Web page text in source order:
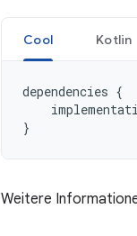
Cool Kotlin
dependencies {
}
Weitere